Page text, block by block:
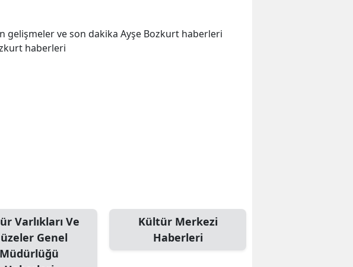
gelişmeler ve son dakika Ayşe Bozkurt haberleri
haberleri
Varlıkları Ve
Genel
Müdürlüğü
Kültür Merkezi
Haberleri